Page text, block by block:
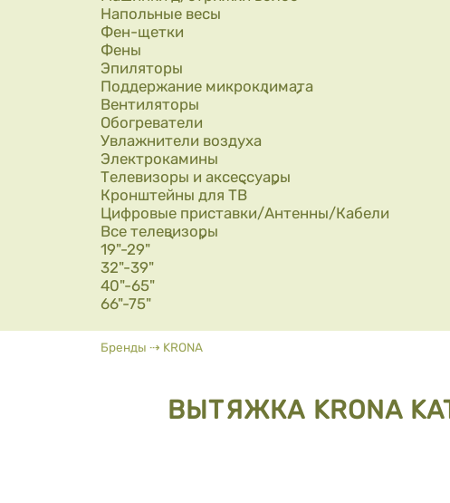
Напольные весы
Фен-щетки
Фены
Эпиляторы
Поддержание микроклимата
Вентиляторы
Обогреватели
Увлажнители воздуха
Электрокамины
Телевизоры и аксессуары
Кронштейны для ТВ
Цифровые приставки/Антенны/Кабели
Все телевизоры
19"-29"
32"-39"
40"-65"
66"-75"
Вы здесь
Бренды ⇢ KRONA
ВЫТЯЖКА KRONA